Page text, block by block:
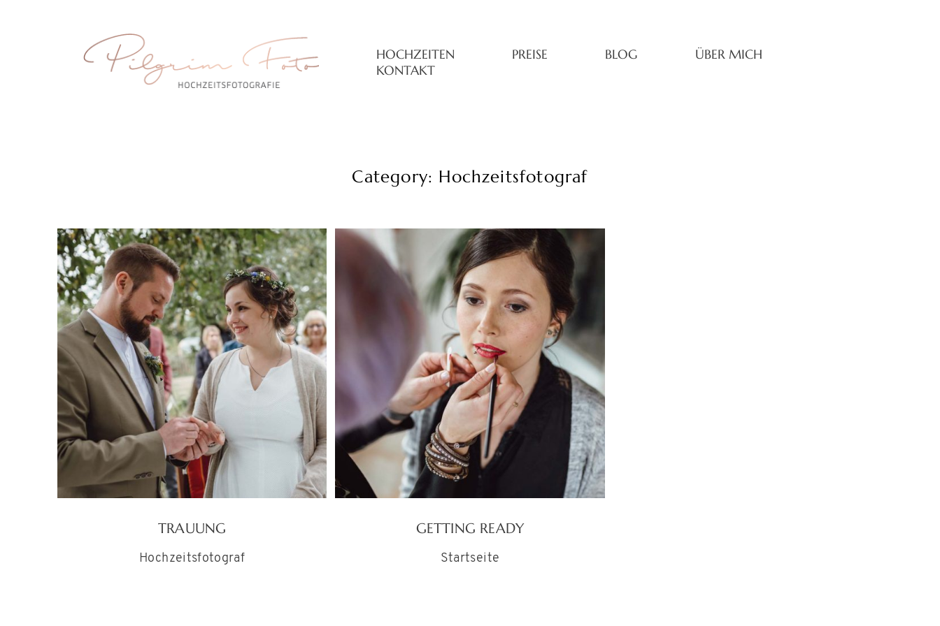
HOCHZEITEN PREISE BLOG
ÜBER MICH
KONTAKT
Category: Hochzeitsfotograf
TRAUUNG
Hochzeitsfotograf
GETTING READY
Startseite